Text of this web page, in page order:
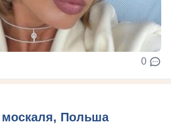
0
москаля, Польша